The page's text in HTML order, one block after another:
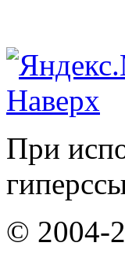
Наверх
При
© 2004-